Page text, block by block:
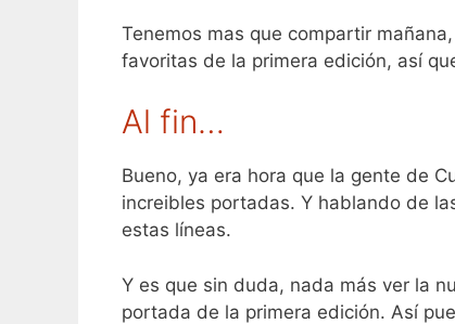
Tenemos mas que compartir
favoritas de la primera edición, así
Al fin…
Bueno, ya era hora que la gente de
increibles portadas. Y hablando de
estas líneas.
Y es que sin duda, nada más ver la
portada de la primera edición. Así